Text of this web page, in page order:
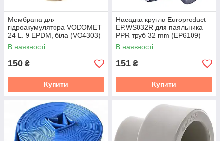
Мембрана для
гідроакумулятора VODOMET
24 L. 9 EPDM, біла (VO4303)
В наявності
150 ₴
Купити
Насадка кругла Europroduct
EP.WS032R для паяльника
PPR труб 32 mm (EP6109)
В наявності
151 ₴
Купити